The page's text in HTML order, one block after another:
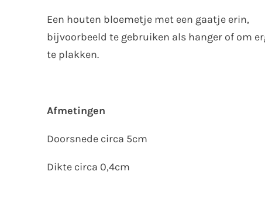
Een houten bloemetje met een gaatje erin,
bijvoorbeeld te gebruiken als hanger of om
te plakken.
Afmetingen
Doorsnede circa 5cm
Dikte circa 0,4cm